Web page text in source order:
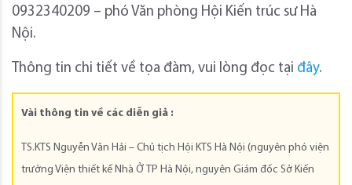
0932340209 – phó Văn phòng Hội Kiến trúc sư Hà
Nội.
Thông tin chi tiết về tọa đàm, vui lòng đọc tại đây.
Vài thông tin về các diễn giả :
TS.KTS Nguyễn Văn Hải – Chủ tịch Hội KTS Hà Nội (nguyên phó viện
trưởng Viện thiết kế Nhà Ở TP Hà Nội, nguyên Giám đốc Sở Kiến